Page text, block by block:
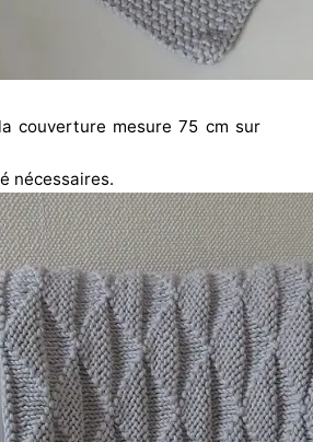
couverture mesure 75 cm sur
nécessaires.